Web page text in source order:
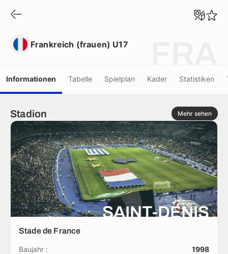
Frankreich (frauen) U17
Informationen Tabelle Spielplan Kader Statistiken
Stadion Mehr sehen
SAINT-DENIS
Stade de France
Baujahr :
1998